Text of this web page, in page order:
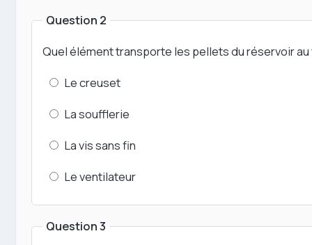
Question 2
Quel élément transporte les pellets du réservoir
Le creuset
La soufflerie
La vis sans fin
Le ventilateur
Question 3